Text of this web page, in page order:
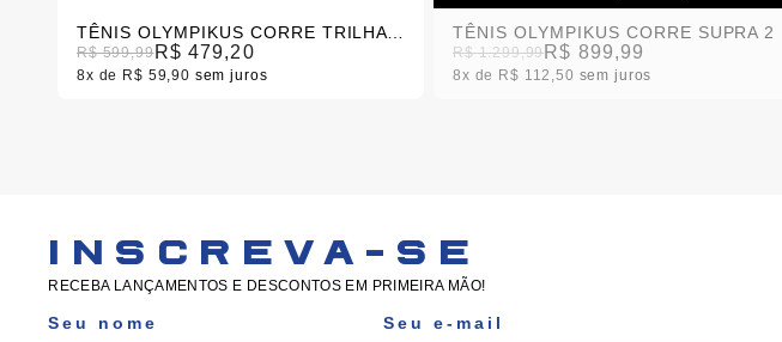
R$ 599,99R$ 479,20
8x R$ 59,90 sem juros
TÊNIS OLYMPIKUS CORRE SUPRA 2
R$ 1.299,99 R$ 899,99
8x R$ 112,50 sem juros
INSCREVA-SE
RECEBA LANÇAMENTOS E DESCONTOS EM PRIMEIRA MÃO!